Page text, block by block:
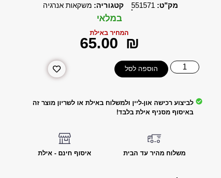
מק"ט: 551571 קטגוריה: משקאות אנרגיה
במלאי
המחיר באילת
‎65.00 ₪
הוספה לסל
לביצוע רכישה און-ליין ולמשלוח באילת או לשריון מוצר זה
באיסוף מסניף אילת בלבד!
משלוח מהיר עד הבית איסוף חינם - אילת